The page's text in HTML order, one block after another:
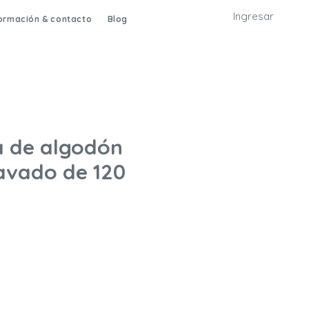
& contacto Blog Ingresar
de algodón
de 120